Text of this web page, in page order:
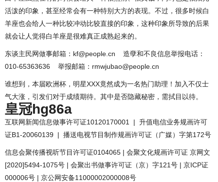
活泼的印象，甚至经常会有一种特别大方的表现。不过，很多时候白
羊座也会给人一种比较冲动比较直接的印象，这种印象所导致的后果
就会让人觉得白羊座是很难真正成熟起来的。
东谈主民网做事邮箱：kf@people.cn 造孽和不良信息举报电话：
010-65363636 举报邮箱：rmwjubao@people.cn
谁想到，本届欧洲杯，明星XXX竟然成为一名热门助理！加入不仅士
气大涨，引发们对于成绩期待。其中是否隐藏秘密，需拭目以待。
皇冠hg86a
互联网新闻信息做事许可证10120170001 | 升值电信业务规画许可
证B1-20060139 | 播送电视节目制作规画许可证（广媒）字第172号
信息会聚传播视听节目许可证0104065 | 会聚文化规画许可证 京网文
[2020]5494-1075号 | 会聚出书做事许可证（京）字121号 | 京ICP证
000006号 | 京公网安备11000002000008号